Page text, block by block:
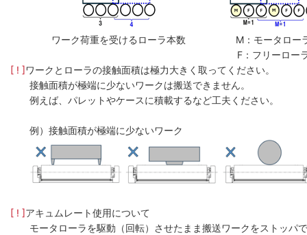
ワーク荷重を受けるローラ本数
M：モータロー
F：フリーロー
[ ! ]ワークとローラの接触面積は極力大きく取ってください。
接触面積が極端に少ないワークは搬送できません。
例えば、パレットやケースに積載するなど工夫ください。
例）接触面積が極端に少ないワーク
[ ! ]アキュムレート使用について
モータローラを駆動（回転）させたまま搬送ワークをストッパ